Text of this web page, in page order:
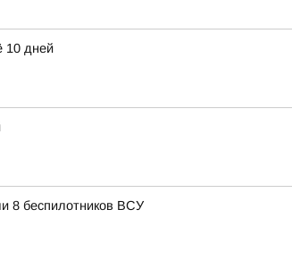
10 дней
8 беспилотников ВСУ